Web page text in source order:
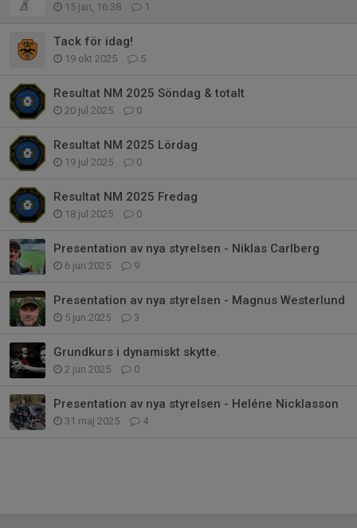
15 jan, 16:38 1
Tack för idag!
19 okt 2025 5
Resultat NM 2025 Söndag & totalt
20 jul 2025 0
Resultat NM 2025 Lördag
19 jul 2025 0
Resultat NM 2025 Fredag
18 jul 2025 0
Presentation av nya styrelsen - Niklas Carlberg
6 jun 2025 9
Presentation av nya styrelsen - Magnus Westerlund
5 jun 2025 3
Grundkurs i dynamiskt skytte.
2 jun 2025 0
Presentation av nya styrelsen - Heléne Nicklasson
31 maj 2025 4